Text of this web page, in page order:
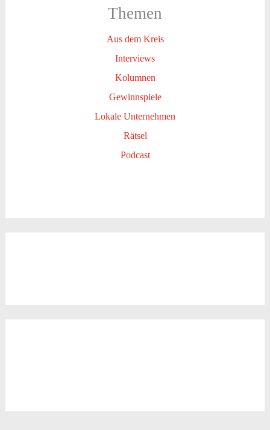
Themen
Aus dem Kreis
Interviews
Kolumnen
Gewinnspiele
Lokale Unternehmen
Rätsel
Podcast